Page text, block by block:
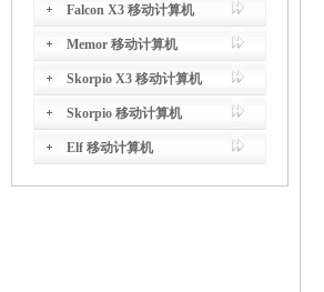
Falcon X3 移动计算机
Memor 移动计算机
Skorpio X3 移动计算机
Skorpio 移动计算机
Elf 移动计算机